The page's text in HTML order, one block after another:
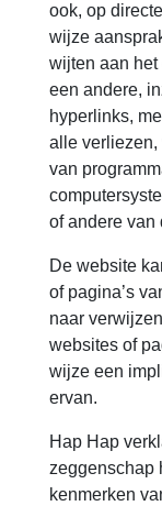
ook, op
wijze
wijten aan
een andere,
hyperlinks,
alle
van
of andere van
De website
of pagina’s
naar
websites of
wijze een
ervan.
Hap Hap
zeggenschap
kenmerken